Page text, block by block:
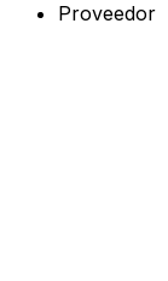
Proveedor